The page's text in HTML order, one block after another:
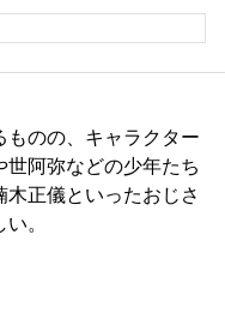
ものの、キャラクター
阿弥などの少年たち
正儀といったおじさ
。